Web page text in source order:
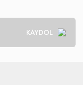
KAYDOL